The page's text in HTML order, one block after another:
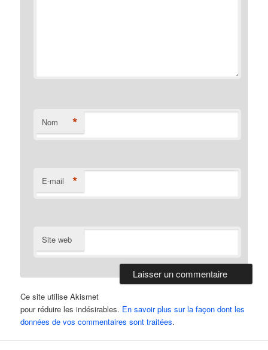
Nom *
E-mail *
Site web
Ce site utilise Akismet
pour réduire les indésirables. En savoir plus sur la façon dont les
données de vos commentaires sont traitées.